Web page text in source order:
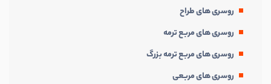
روسری های طراح
روسری های مربع ترمه
روسری های مربع ترمه بزرگ
روسری های مربعی